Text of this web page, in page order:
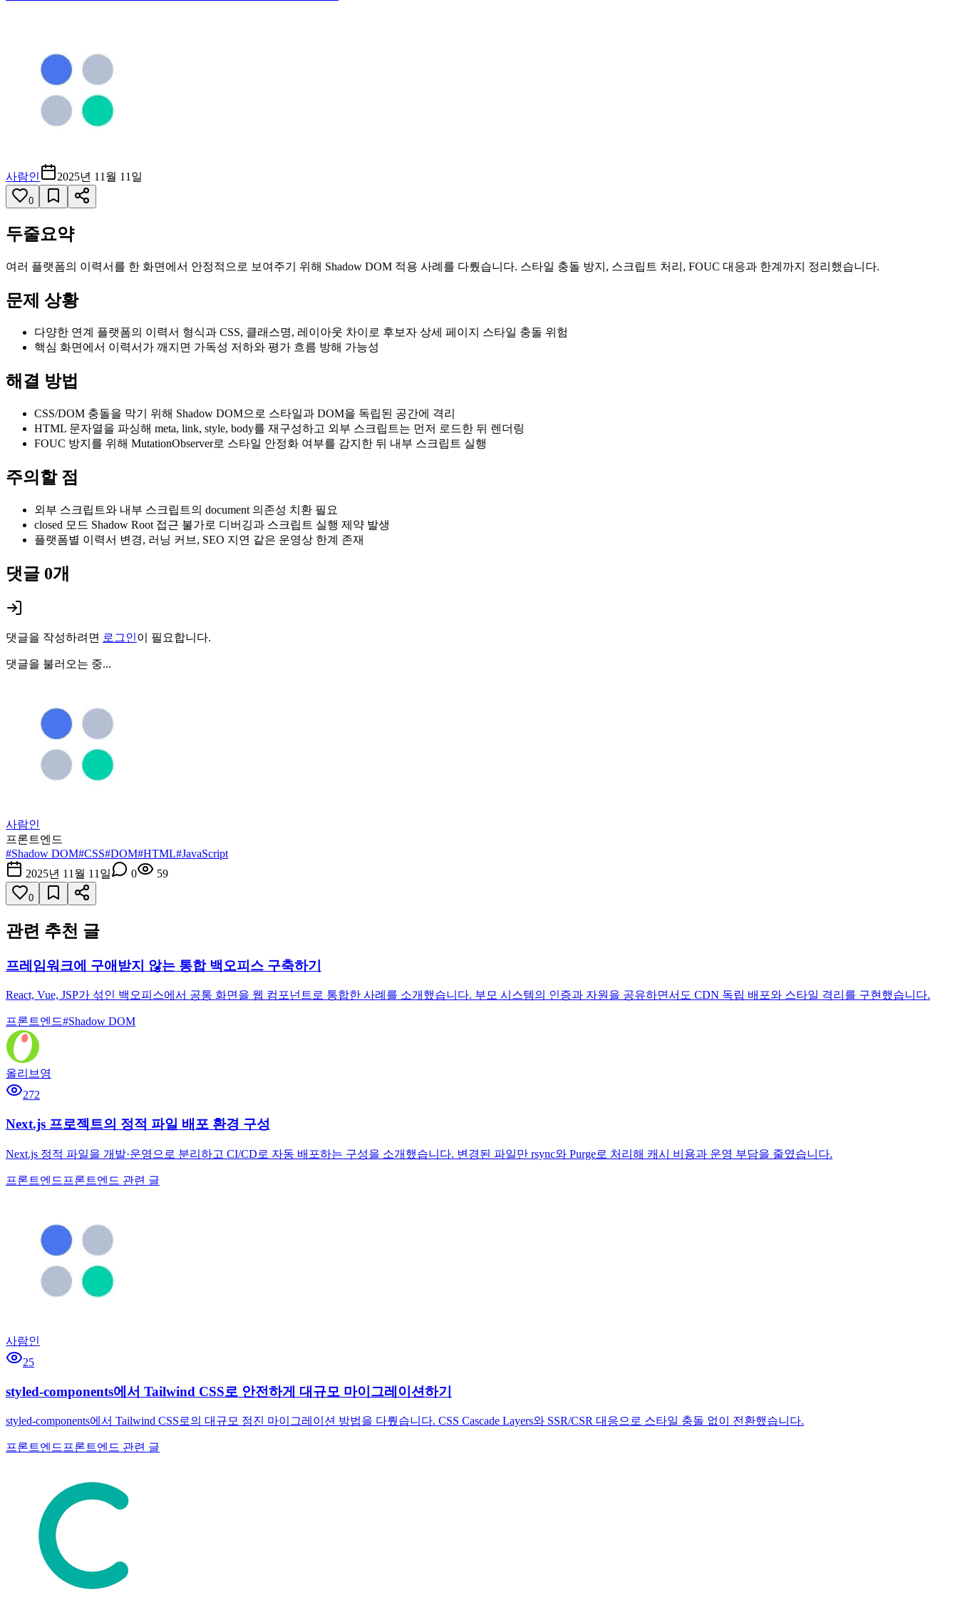
사람인 2025년 11월 11일
0
두줄요약
여러 플랫폼의 이력서를 한 화면에서 안정적으로 보여주기 위해 Shadow DOM 적용 사례를 다뤘습니다. 스타일 충돌 방지, 스크립트 처리, FOUC 대응과 한계까지 정리했습니다.
문제 상황
다양한 연계 플랫폼의 이력서 형식과 CSS, 클래스명, 레이아웃 차이로 후보자 상세 페이지 스타일 충돌 위험
핵심 화면에서 이력서가 깨지면 가독성 저하와 평가 흐름 방해 가능성
해결 방법
CSS/DOM 충돌을 막기 위해 Shadow DOM으로 스타일과 DOM을 독립된 공간에 격리
HTML 문자열을 파싱해 meta, link, style, body를 재구성하고 외부 스크립트는 먼저 로드한 뒤 렌더링
FOUC 방지를 위해 MutationObserver로 스타일 안정화 여부를 감지한 뒤 내부 스크립트 실행
주의할 점
외부 스크립트와 내부 스크립트의 document 의존성 치환 필요
closed 모드 Shadow Root 접근 불가로 디버깅과 스크립트 실행 제약 발생
플랫폼별 이력서 변경, 러닝 커브, SEO 지연 같은 운영상 한계 존재
댓글 0개
댓글을 작성하려면 로그인이 필요합니다.
댓글을 불러오는 중...
사람인
프론트엔드
#Shadow DOM#CSS#DOM#HTML#JavaScript
2025년 11월 11일
0 59
0
관련 추천 글
프레임워크에 구애받지 않는 통합 백오피스 구축하기
React, Vue, JSP가 섞인 백오피스에서 공통 화면을 웹 컴포넌트로 통합한 사례를 소개했습니다. 부모 시스템의 인증과 자원을 공유하면서도 CDN 독립 배포와 스타일 격리를 구현했습니다.
프론트엔드#Shadow DOM
올리브영
272
Next.js 프로젝트의 정적 파일 배포 환경 구성
Next.js 정적 파일을 개발·운영으로 분리하고 CI/CD로 자동 배포하는 구성을 소개했습니다. 변경된 파일만 rsync와 Purge로 처리해 캐시 비용과 운영 부담을 줄였습니다.
프론트엔드 프론트엔드 관련 글
사람인
25
styled-components에서 Tailwind CSS로 안전하게 대규모 마이그레이션하기
styled-components에서 Tailwind CSS로의 대규모 점진 마이그레이션 방법을 다뤘습니다. CSS Cascade Layers와 SSR/CSR 대응으로 스타일 충돌 없이 전환했습니다.
프론트엔드 프론트엔드 관련 글